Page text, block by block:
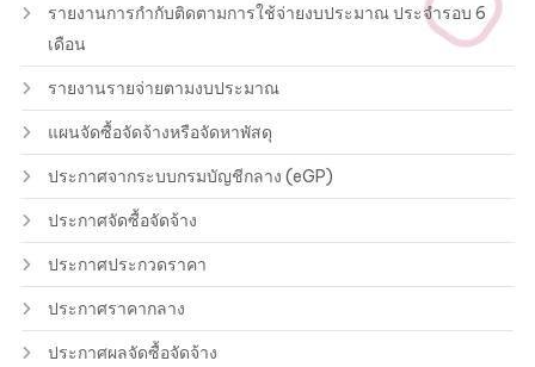
รายงานการกำกับติดตามการใช้จ่ายงบประมาณ ประจำรอบ 6
เดือน
รายงานรายจ่ายตามงบประมาณ
แผนจัดซื้อจัดจ้างหรือจัดหาพัสดุ
ประกาศจากระบบกรมบัญชีกลาง (eGP)
ประกาศจัดซื้อจัดจ้าง
ประกาศประกวดราคา
ประกาศราคากลาง
ประกาศผลจัดซื้อจัดจ้าง